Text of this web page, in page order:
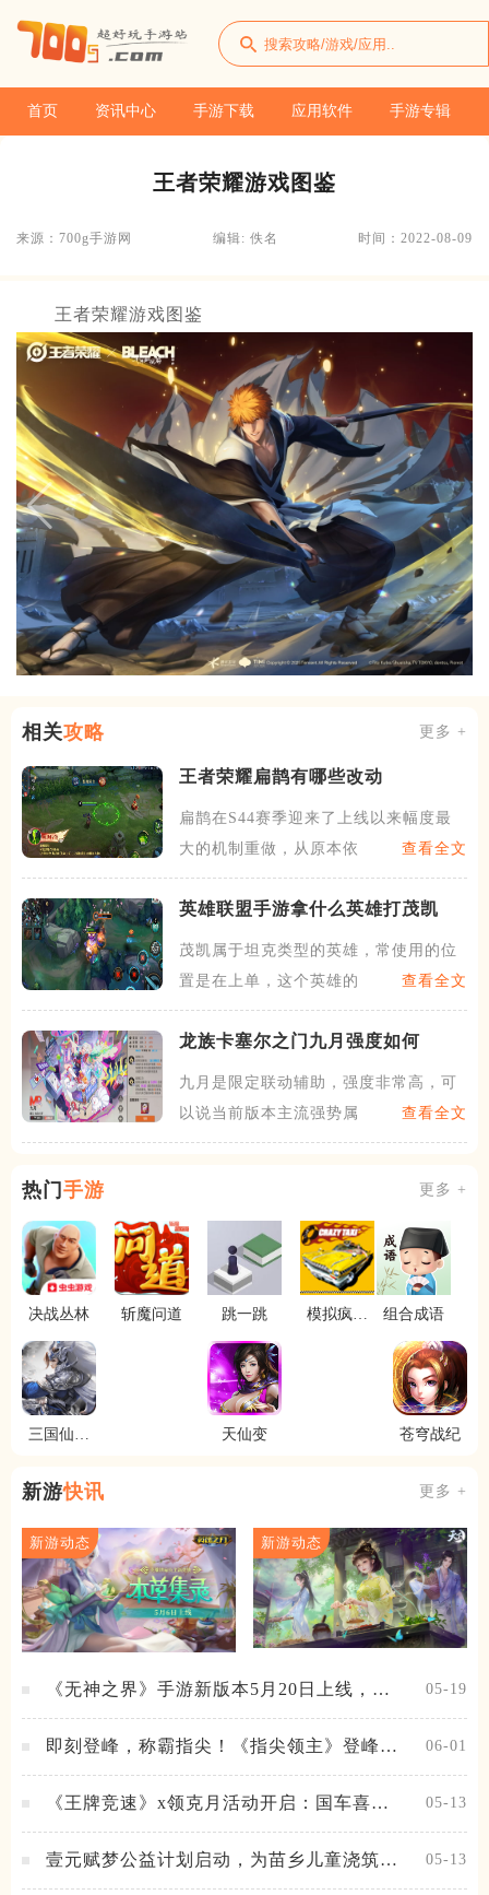
首页 资讯中心 手游下载 应用软件 手游专辑
王者荣耀游戏图鉴
来源：700g手游网 编辑: 佚名 时间：2022-08-09
王者荣耀游戏图鉴
相关攻略 更多 +
王者荣耀扁鹊有哪些改动
扁鹊在S44赛季迎来了上线以来幅度最
大的机制重做，从原本依赖
查看全文
英雄联盟手游拿什么英雄打茂凯
茂凯属于坦克类型的英雄，常使用的位
置是在上单，这个英雄的线上
查看全文
龙族卡塞尔之门九月强度如何
九月是限定联动辅助，强度非常高，可
以说当前版本主流强势属性她
查看全文
热门手游 更多 +
决战丛林 斩魔问道 跳一跳
模拟疯狂
组合成语
三国仙侠
天仙变 苍穹战纪
新游快讯 更多 +
新游动态 新游动态
《无神之界》手游新版本5月20日上线，女
05-19
即刻登峰，称霸指尖！《指尖领主》登峰测
06-01
《王牌竞速》x领克月活动开启：国车喜迎
05-13
壹元赋梦公益计划启动，为苗乡儿童浇筑梦
05-13